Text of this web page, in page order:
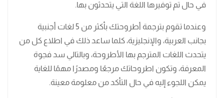
في حال تم توفيرها اللغة التي يتحدثون بها.
وعندما تقوم بترجمة أطروحتك بأكثر من 5 لغات أجنبية
بجانب العربية، والإنجليزية، كلما ساعد ذلك في اطلاع كل من
يتحدث اللغات المترجم بها الأطروحة، وبالتالي سد فجوة
المعرفة، وتكون اطروحاتك مرجعًا ومصدرًا مهمًا للغاية
يمكن اللجوء إليه في حال التأكد من معلومة معينة.